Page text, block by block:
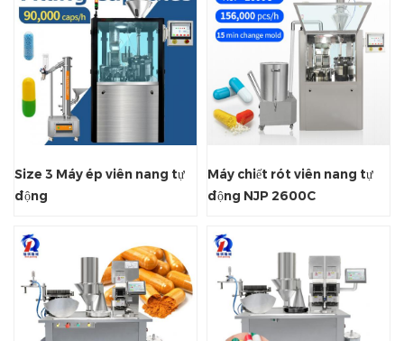
Size 3 Máy ép viên nang tự
động
Máy chiết rót viên nang tự
động NJP 2600C